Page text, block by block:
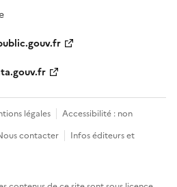
légales
Accessibilité : non
contacter
Infos éditeurs et